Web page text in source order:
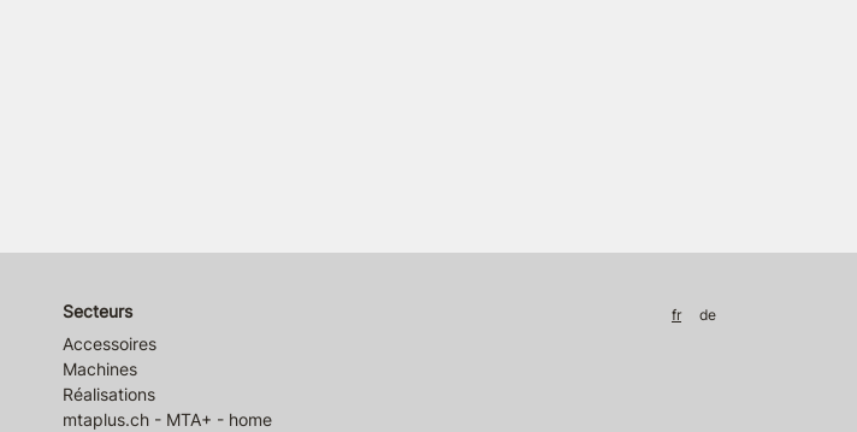
Secteurs
Accessoires
Machines
Réalisations
mtaplus.ch - MTA+ - home
fr de